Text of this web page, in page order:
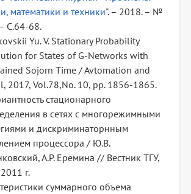
математики и техники". – 2018. – №
С.64-68.
Yu. V. Stationary Probability
for States of G-Networks with
Sojorn Time / Avtomation and
2017, Vol.78,No. 10, pp. 1856-1865.
стационарного
в сетях с многорежимными
и дискриминаторнным
процессора / Ю.В.
А.Р. Еремина // Вестник ТГУ,
г.
суммарного объема